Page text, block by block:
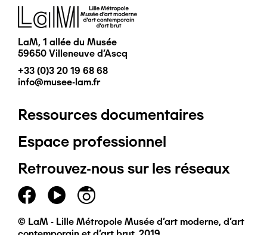
Image
LaM, 1 allée du Musée
59650 Villeneuve d'Ascq
+33 (0)3 20 19 68 68
info@musee-lam.fr
Pied
de
page
principal
Ressources documentaires
Espace professionnel
Retrouvez-nous sur les réseaux
© LaM - Lille Métropole Musée d'art moderne, d'art